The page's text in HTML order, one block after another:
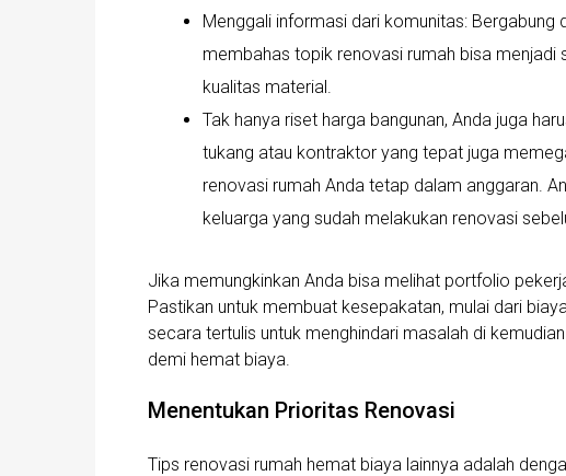
Menggali informasi dari komunitas:
membahas topik renovasi rumah bisa
kualitas material.
Tak hanya riset harga bangunan, Anda juga
tukang atau kontraktor yang tepat juga
renovasi rumah Anda tetap dalam anggaran.
keluarga yang sudah melakukan renovasi
Jika memungkinkan Anda bisa melihat portfolio
Pastikan untuk membuat kesepakatan, mulai dari
secara tertulis untuk menghindari masalah di
demi hemat biaya.
Menentukan Prioritas Renovasi
Tips renovasi rumah hemat biaya lainnya adalah